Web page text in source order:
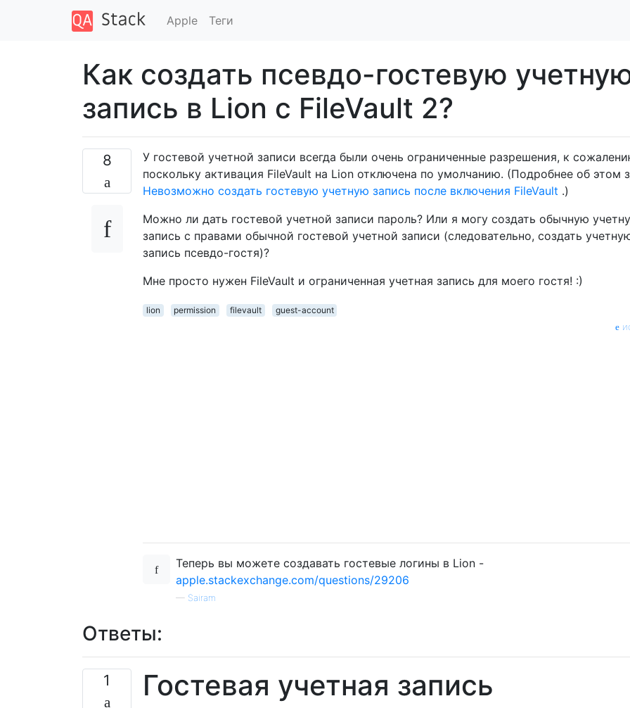
Apple Теги
Как создать псевдо-гостевую
запись в Lion с FileVault 2?
8
У гостевой учетной записи всегда были очень ограниченные разрешения, к
поскольку активация FileVault на Lion отключена по умолчанию. (Подробнее об этом
Невозможно создать гостевую учетную запись после включения FileVault .)
Можно ли дать гостевой учетной записи пароль? Или я могу создать обычную
запись с правами обычной гостевой учетной записи (следовательно, создать
запись псевдо-гостя)?
Мне просто нужен FileVault и ограниченная учетная запись для моего гостя! :)
lion permission filevault guest-account
Теперь вы можете создавать гостевые логины в Lion -
apple.stackexchange.com/questions/29206
— Sairam
Ответы:
1 Гостевая учетная запись